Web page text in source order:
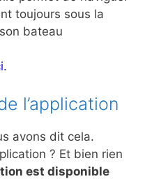
toujours sous la
bateau
l’application
avons dit cela.
? Et bien rien
est disponible